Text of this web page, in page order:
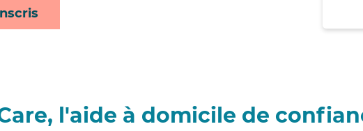
l'aide à domicile de